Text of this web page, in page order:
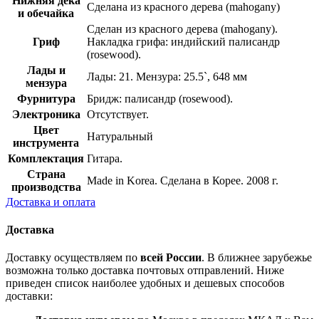
и обечайка
Сделана из красного дерева (mahogany)
Гриф
Сделан из красного дерева (mahogany).
Накладка грифа: индийский палисандр
(rosewood).
Лады и
мензура
Лады: 21. Мензура: 25.5`, 648 мм
Фурнитура
Бридж: палисандр (rosewood).
Электроника Отсутствует.
Цвет
инструмента
Натуральный
Комплектация Гитара.
Страна
производства
Made in Korea. Сделана в Корее. 2008 г.
Доставка и оплата
Доставка
Доставку осуществляем по всей России. В ближнее зарубежье
возможна только доставка почтовых отправлений. Ниже
приведен список наиболее удобных и дешевых способов
доставки: